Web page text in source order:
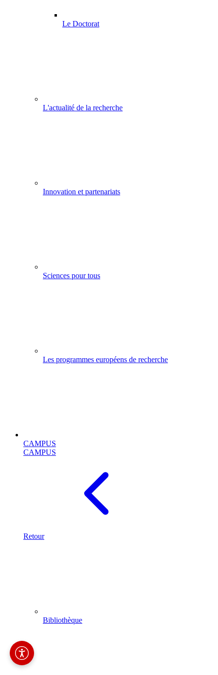
Le Doctorat
L'actualité de la recherche
Innovation et partenariats
Sciences pour tous
Les programmes européens de recherche
CAMPUS
CAMPUS
Retour
Bibliothèque